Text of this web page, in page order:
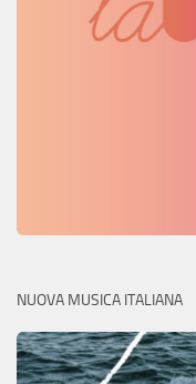
NUOVA MUSICA ITALIANA